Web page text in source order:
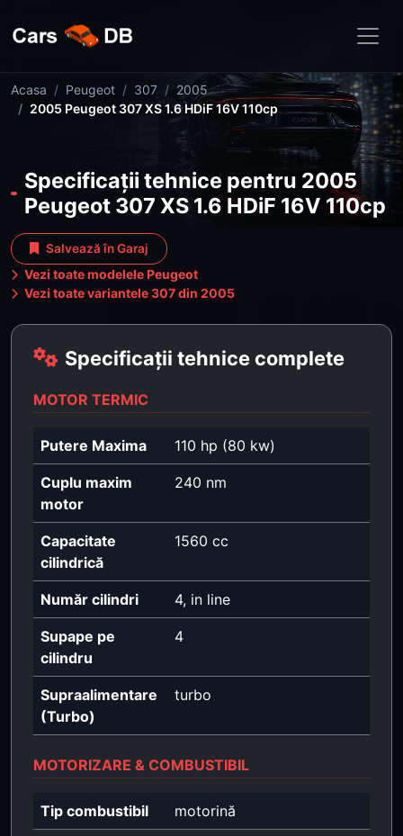
Acasa Peugeot 307
2005
2005 Peugeot 307 XS 1.6 HDiF 16V 110cp
Specificații tehnice pentru 2005
Peugeot 307 XS 1.6 HDiF 16V 110cp
Salvează în Garaj
Vezi toate modelele Peugeot
Vezi toate variantele 307 din 2005
Specificații tehnice complete
MOTOR TERMIC
Putere Maxima 110 hp (80 kw)
Cuplu maxim
motor
240 nm
Capacitate
cilindrică
1560 cc
Număr cilindri 4, in line
Supape pe
cilindru
4
Supraalimentare
(Turbo)
turbo
MOTORIZARE & COMBUSTIBIL
Tip combustibil motorină